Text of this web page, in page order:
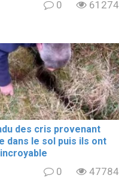
0 61274
des cris provenant
dans le sol puis ils ont
0 47784